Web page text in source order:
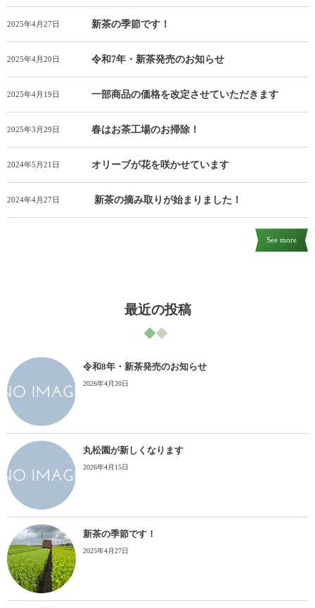
2025年4月27日 新茶の季節です！
2025年4月20日 令和7年・新茶発売のお知らせ
2025年4月19日 一部商品の価格を改定させていただきます
2025年3月29日 春はお茶工場のお掃除！
2024年5月21日 オリーブが花を咲かせています
2024年4月27日 新茶の摘み取りが始まりました！
See more
最近の投稿
令和8年・新茶発売のお知らせ
2026年4月20日
丸松園が新しくなります
2026年4月15日
新茶の季節です！
2025年4月27日